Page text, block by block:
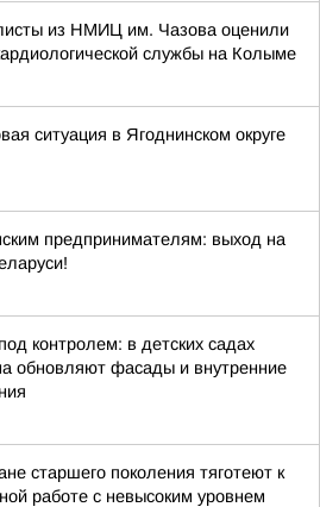
из НМИЦ им. Чазова оценили
службы на Колыме
ситуация в Ягоднинском округе
предпринимателям: выход на
контролем: в детских садах
обновляют фасады и внутренние
старшего поколения тяготеют к
работе с невысоким уровнем